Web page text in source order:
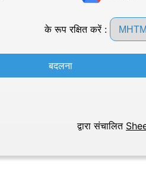
के रूप रक्षित करें :
बदलना
द्वारा संचालित